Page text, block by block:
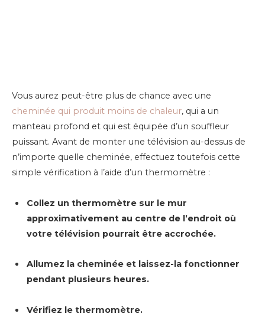
Vous aurez peut-être plus de chance avec une
cheminée qui produit moins de chaleur, qui a un
manteau profond et qui est équipée d’un souffleur
puissant. Avant de monter une télévision au-dessus de
n’importe quelle cheminée, effectuez toutefois cette
simple vérification à l’aide d’un thermomètre :
Collez un thermomètre sur le mur
approximativement au centre de l’endroit où
votre télévision pourrait être accrochée.
Allumez la cheminée et laissez-la fonctionner
pendant plusieurs heures.
Vérifiez le thermomètre.